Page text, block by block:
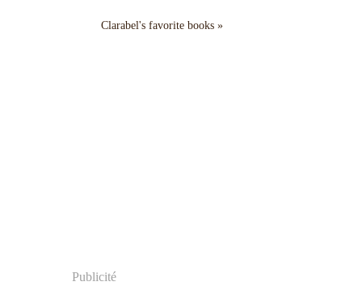
Clarabel's favorite books »
Publicité